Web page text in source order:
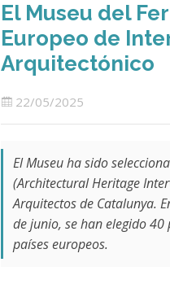
El Museu del
Europeo de
Arquitectónico
22/05/2025
El Museu ha sido
(Architectural Heritage
Arquitectos de Catalunya.
de junio, se han elegido
países europeos.